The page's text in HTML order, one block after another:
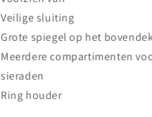
Veilige sluiting
Grote spiegel op het
Meerdere compartimenten
sieraden
Ring houder